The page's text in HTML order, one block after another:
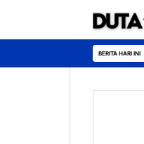
BERITA HARI INI
Warga Desa,